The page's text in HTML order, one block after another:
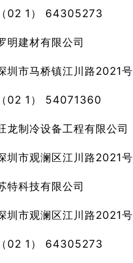
02 1） 64305273
明建材有限公司
圳市马桥镇江川路2021号
02 1） 54071360
龙制冷设备工程有限公司
圳市观澜区江川路2021号
特科技有限公司
圳市观澜区江川路2021号
02 1） 64305273